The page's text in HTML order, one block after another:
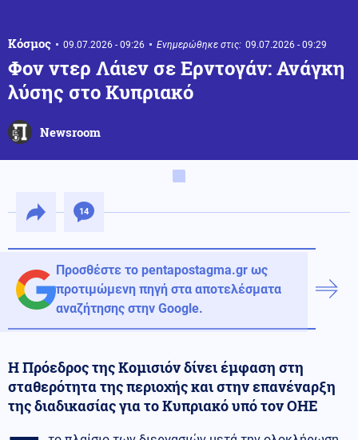
Κόσμος 09.07.2026 - 09:26 Ενημερώθηκε στις: 09.07.2026 - 09:29
Φον ντερ Λάιεν σε Ερντογάν: Ανάγκη
λύσης στο Κυπριακό
Newsroom
14
Προσθέστε το pentapostagma.gr ως
προτιμώμενη πηγή στα αποτελέσματα
αναζήτησης στην Google.
Η Πρόεδρος της Κομισιόν δίνει έμφαση στη
σταθερότητα της περιοχής και στην επανέναρξη
της διαδικασίας για το Κυπριακό υπό τον ΟΗΕ